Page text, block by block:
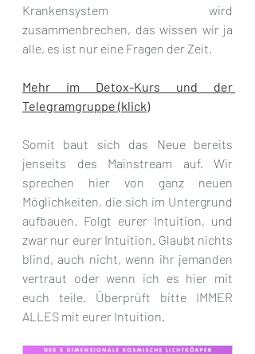
Krankensystem wird
zusammenbrechen, das wissen wir ja
alle, es ist nur eine Fragen der Zeit.
Mehr im Detox-Kurs und der
Telegramgruppe (klick)
Somit baut sich das Neue bereits
jenseits des Mainstream auf. Wir
sprechen hier von ganz neuen
Möglichkeiten, die sich im Untergrund
aufbauen. Folgt eurer Intuition, und
zwar nur eurer Intuition. Glaubt nichts
blind, auch nicht, wenn ihr jemanden
vertraut oder wenn ich es hier mit
euch teile. Überprüft bitte IMMER
ALLES mit eurer Intuition.